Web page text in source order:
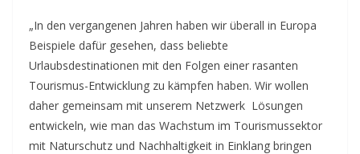
„In den vergangenen Jahren haben wir überall in Europa
Beispiele dafür gesehen, dass beliebte
Urlaubsdestinationen mit den Folgen einer rasanten
Tourismus-Entwicklung zu kämpfen haben. Wir wollen
daher gemeinsam mit unserem Netzwerk Lösungen
entwickeln, wie man das Wachstum im Tourismussektor
mit Naturschutz und Nachhaltigkeit in Einklang bringen